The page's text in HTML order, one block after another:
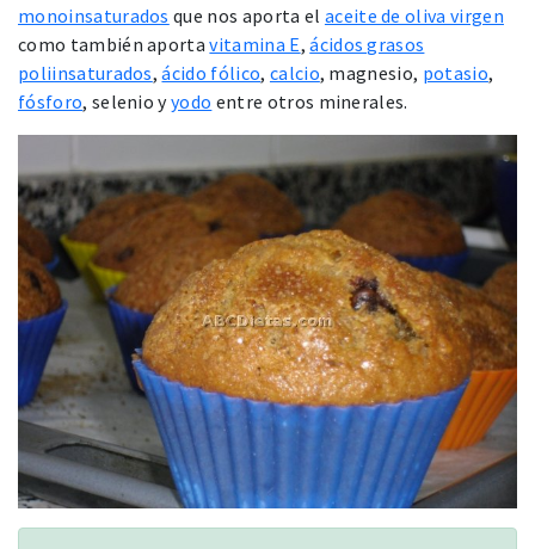
monoinsaturados que nos aporta el aceite de oliva virgen
como también aportavitamina E,ácidos grasos
poliinsaturados,ácido fólico, calcio, magnesio, potasio,
fósforo, selenio yyodo entre otros minerales.